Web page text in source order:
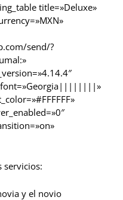
title=»Deluxe»
send/?
servicios:
y el novio